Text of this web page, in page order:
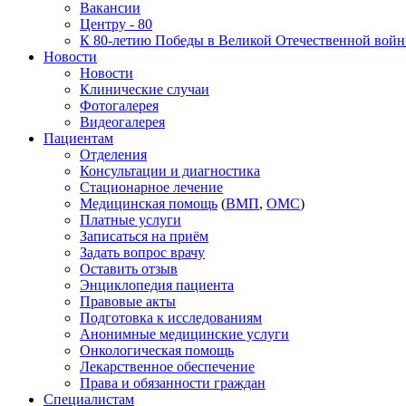
Вакансии
Центру - 80
К 80-летию Победы в Великой Отечественной
Новости
Новости
Клинические случаи
Фотогалерея
Видеогалерея
Пациентам
Отделения
Консультации и диагностика
Стационарное лечение
Медицинская помощь (ВМП, ОМС)
Платные услуги
Записаться на приём
Задать вопрос врачу
Оставить отзыв
Энциклопедия пациента
Правовые акты
Подготовка к исследованиям
Анонимные медицинские услуги
Онкологическая помощь
Лекарственное обеспечение
Права и обязанности граждан
Специалистам